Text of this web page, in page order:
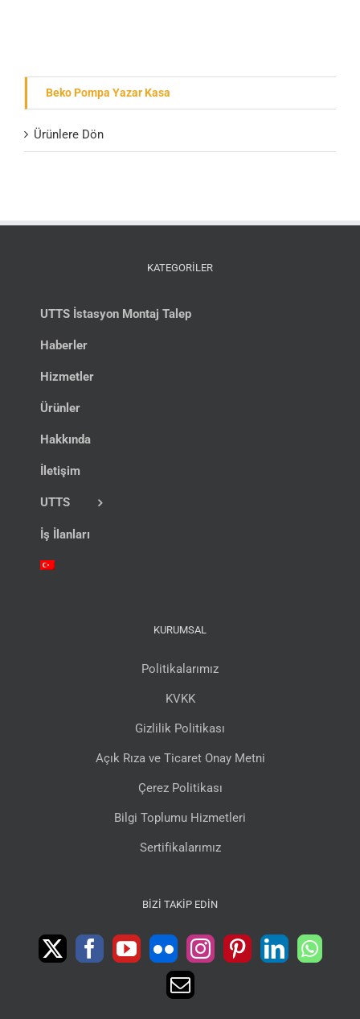
Beko Pompa Yazar Kasa
Ürünlere Dön
KATEGORİLER
UTTS İstasyon Montaj Talep
Haberler
Hizmetler
Ürünler
Hakkında
İletişim
UTTS
İş İlanları
KURUMSAL
Politikalarımız
KVKK
Gizlilik Politikası
Açık Rıza ve Ticaret Onay Metni
Çerez Politikası
Bilgi Toplumu Hizmetleri
Sertifikalarımız
BIZI TAKIP EDIN